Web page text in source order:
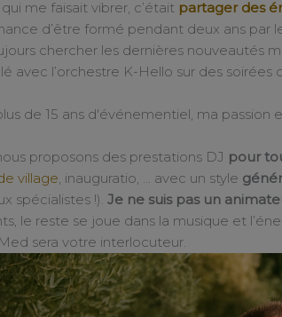
me faisait vibrer, c’était partager des
d’être formé pendant deux ans
chercher les dernières nouveautés
avec l’orchestre K-Hello sur des
de 15 ans d'événementiel, ma passion
proposons des prestations DJ pour
village, inauguratio, … avec un style
spécialistes !). Je ne suis pas un
le reste se joue dans la musique et
sera votre interlocuteur.